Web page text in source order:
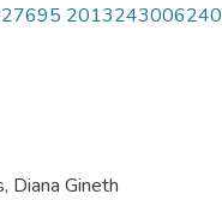
Diana Gineth